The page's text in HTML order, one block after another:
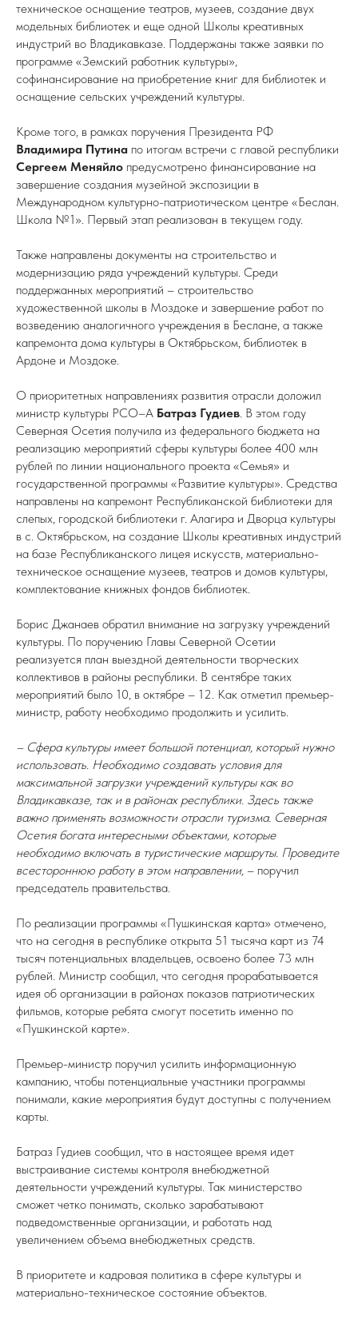
техническое оснащение театров, музеев, создание двух
модельных библиотек и еще одной Школы креативных
индустрий во Владикавказе. Поддержаны также заявки по
программе «Земский работник культуры»,
софинансирование на приобретение книг для библиотек и
оснащение сельских учреждений культуры.
Кроме того, в рамках поручения Президента РФ
Владимира Путина по итогам встречи с главой республики
Сергеем Меняйло предусмотрено финансирование на
завершение создания музейной экспозиции в
Международном культурно-патриотическом центре «Беслан.
Школа №1». Первый этап реализован в текущем году.
Также направлены документы на строительство и
модернизацию ряда учреждений культуры. Среди
поддержанных мероприятий – строительство
художественной школы в Моздоке и завершение работ по
возведению аналогичного учреждения в Беслане, а также
капремонта дома культуры в Октябрьском, библиотек в
Ардоне и Моздоке.
О приоритетных направлениях развития отрасли доложил
министр культуры РСО–А Батраз Гудиев. В этом году
Северная Осетия получила из федерального бюджета на
реализацию мероприятий сферы культуры более 400 млн
рублей по линии национального проекта «Семья» и
государственной программы «Развитие культуры». Средства
направлены на капремонт Республиканской библиотеки для
слепых, городской библиотеки г. Алагира и Дворца культуры
в с. Октябрьском, на создание Школы креативных индустрий
на базе Республиканского лицея искусств, материально-
техническое оснащение музеев, театров и домов культуры,
комплектование книжных фондов библиотек.
Борис Джанаев обратил внимание на загрузку учреждений
культуры. По поручению Главы Северной Осетии
реализуется план выездной деятельности творческих
коллективов в районы республики. В сентябре таких
мероприятий было 10, в октябре – 12. Как отметил премьер-
министр, работу необходимо продолжить и усилить.
– Сфера культуры имеет большой потенциал, который нужно
использовать. Необходимо создавать условия для
максимальной загрузки учреждений культуры как во
Владикавказе, так и в районах республики. Здесь также
важно применять возможности отрасли туризма. Северная
Осетия богата интересными объектами, которые
необходимо включать в туристические маршруты. Проведите
всестороннюю работу в этом направлении, – поручил
председатель правительства.
По реализации программы «Пушкинская карта» отмечено,
что на сегодня в республике открыта 51 тысяча карт из 74
тысяч потенциальных владельцев, освоено более 73 млн
рублей. Министр сообщил, что сегодня прорабатывается
идея об организации в районах показов патриотических
фильмов, которые ребята смогут посетить именно по
«Пушкинской карте».
Премьер-министр поручил усилить информационную
кампанию, чтобы потенциальные участники программы
понимали, какие мероприятия будут доступны с получением
карты.
Батраз Гудиев сообщил, что в настоящее время идет
выстраивание системы контроля внебюджетной
деятельности учреждений культуры. Так министерство
сможет четко понимать, сколько зарабатывают
подведомственные организации, и работать над
увеличением объема внебюджетных средств.
В приоритете и кадровая политика в сфере культуры и
материально-техническое состояние объектов.